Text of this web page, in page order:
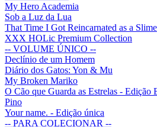
My Hero Academia
Sob a Luz da Lua
That Time I Got Reincarnated as a Slime
XXX HOLic Premium Collection
-- VOLUME ÚNICO --
Declínio de um Homem
Diário dos Gatos: Yon & Mu
My Broken Mariko
O Cão que Guarda as Estrelas - Edição
Pino
Your name. - Edição única
-- PARA COLECIONAR --